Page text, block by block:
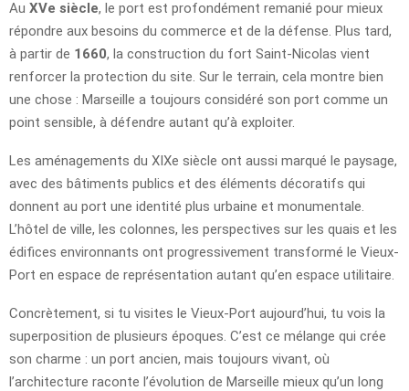
Au XVe siècle, le port est profondément remanié pour mieux
répondre aux besoins du commerce et de la défense. Plus tard,
à partir de 1660, la construction du fort Saint-Nicolas vient
renforcer la protection du site. Sur le terrain, cela montre bien
une chose : Marseille a toujours considéré son port comme un
point sensible, à défendre autant qu’à exploiter.
Les aménagements du XIXe siècle ont aussi marqué le paysage,
avec des bâtiments publics et des éléments décoratifs qui
donnent au port une identité plus urbaine et monumentale.
L’hôtel de ville, les colonnes, les perspectives sur les quais et les
édifices environnants ont progressivement transformé le Vieux-
Port en espace de représentation autant qu’en espace utilitaire.
Concrètement, si tu visites le Vieux-Port aujourd’hui, tu vois la
superposition de plusieurs époques. C’est ce mélange qui crée
son charme : un port ancien, mais toujours vivant, où
l’architecture raconte l’évolution de Marseille mieux qu’un long